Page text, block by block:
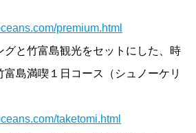
premium.html
と竹富島観光をセットにした、時
富島満喫１日コース（シュノーケリ
taketomi.html